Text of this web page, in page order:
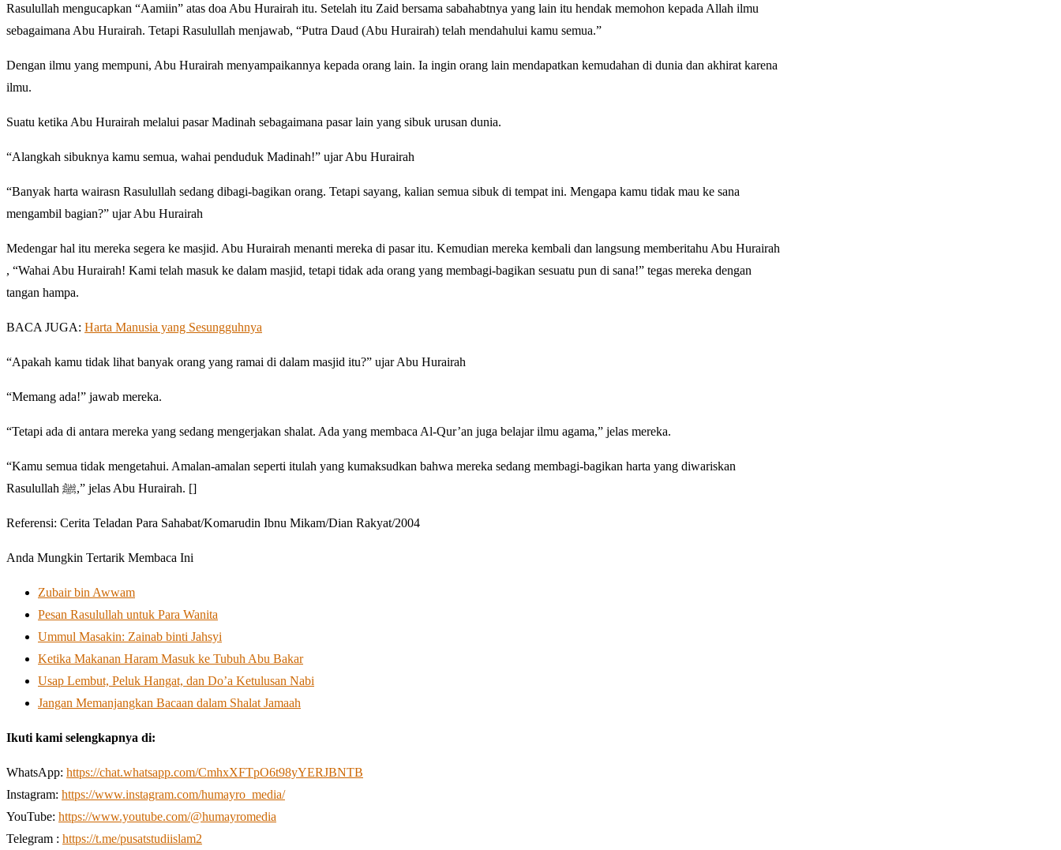
Rasulullah mengucapkan “Aamiin” atas doa Abu Hurairah itu. Setelah itu Zaid bersama sabahabtnya yang lain itu hendak memohon kepada Allah ilmu
sebagaimana Abu Hurairah. Tetapi Rasulullah menjawab, “Putra Daud (Abu Hurairah) telah mendahului kamu semua.”
Dengan ilmu yang mempuni, Abu Hurairah menyampaikannya kepada orang lain. Ia ingin orang lain mendapatkan kemudahan di dunia dan akhirat karena
ilmu.
Suatu ketika Abu Hurairah melalui pasar Madinah sebagaimana pasar lain yang sibuk urusan dunia.
“Alangkah sibuknya kamu semua, wahai penduduk Madinah!” ujar Abu Hurairah
“Banyak harta wairasn Rasulullah sedang dibagi-bagikan orang. Tetapi sayang, kalian semua sibuk di tempat ini. Mengapa kamu tidak mau ke sana
mengambil bagian?” ujar Abu Hurairah
Medengar hal itu mereka segera ke masjid. Abu Hurairah menanti mereka di pasar itu. Kemudian mereka kembali dan langsung memberitahu Abu Hurairah
, “Wahai Abu Hurairah! Kami telah masuk ke dalam masjid, tetapi tidak ada orang yang membagi-bagikan sesuatu pun di sana!” tegas mereka dengan
tangan hampa.
BACA JUGA: Harta Manusia yang Sesungguhnya
“Apakah kamu tidak lihat banyak orang yang ramai di dalam masjid itu?” ujar Abu Hurairah
“Memang ada!” jawab mereka.
“Tetapi ada di antara mereka yang sedang mengerjakan shalat. Ada yang membaca Al-Qur’an juga belajar ilmu agama,” jelas mereka.
“Kamu semua tidak mengetahui. Amalan-amalan seperti itulah yang kumaksudkan bahwa mereka sedang membagi-bagikan harta yang diwariskan
Rasulullah ﷺ,” jelas Abu Hurairah. []
Referensi: Cerita Teladan Para Sahabat/Komarudin Ibnu Mikam/Dian Rakyat/2004
Anda Mungkin Tertarik Membaca Ini
Zubair bin Awwam
Pesan Rasulullah untuk Para Wanita
Ummul Masakin: Zainab binti Jahsyi
Ketika Makanan Haram Masuk ke Tubuh Abu Bakar
Usap Lembut, Peluk Hangat, dan Do’a Ketulusan Nabi
Jangan Memanjangkan Bacaan dalam Shalat Jamaah
Ikuti kami selengkapnya di:
WhatsApp: https://chat.whatsapp.com/CmhxXFTpO6t98yYERJBNTB
Instagram: https://www.instagram.com/humayro_media/
YouTube: https://www.youtube.com/@humayromedia
Telegram : https://t.me/pusatstudiislam2